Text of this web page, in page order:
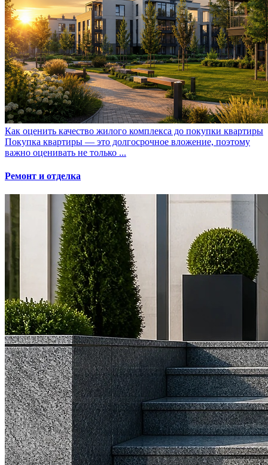
Как оценить качество жилого комплекса до покупки квартиры
Покупка квартиры — это долгосрочное вложение, поэтому
важно оценивать не только ...
Ремонт и отделка